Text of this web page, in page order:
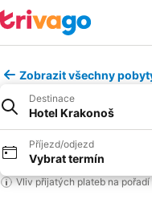
Zobrazit všechny
Destinace
Hotel Krakonoš
Příjezd/odjezd
Vybrat termín
Vliv přijatých plateb na